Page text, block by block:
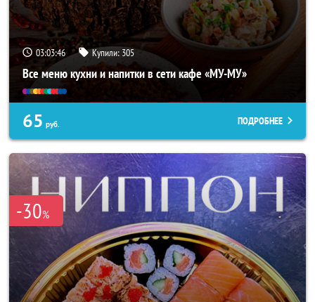
03:03:42 Купили: 305
Все меню кухни и напитки в сети кафе «МУ-МУ»
65 руб. ПОДРОБНЕЕ
-30%